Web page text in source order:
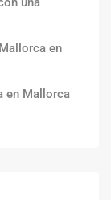
en
en Mallorca